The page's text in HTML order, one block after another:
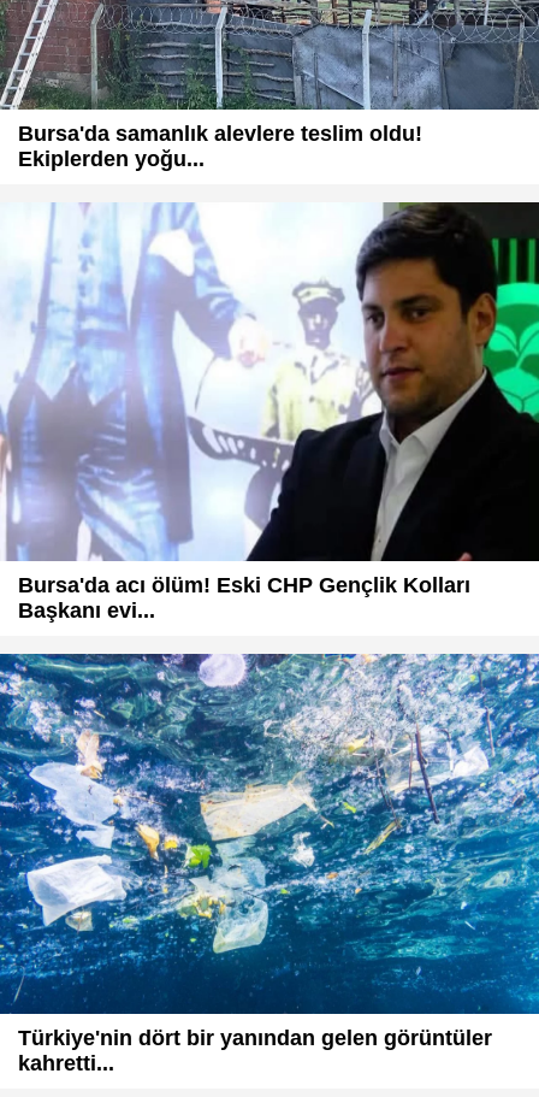
Bursa'da samanlık alevlere teslim oldu!
Ekiplerden yoğu...
Bursa'da acı ölüm! Eski CHP Gençlik Kolları
Başkanı evi...
Türkiye'nin dört bir yanından gelen görüntüler
kahretti...